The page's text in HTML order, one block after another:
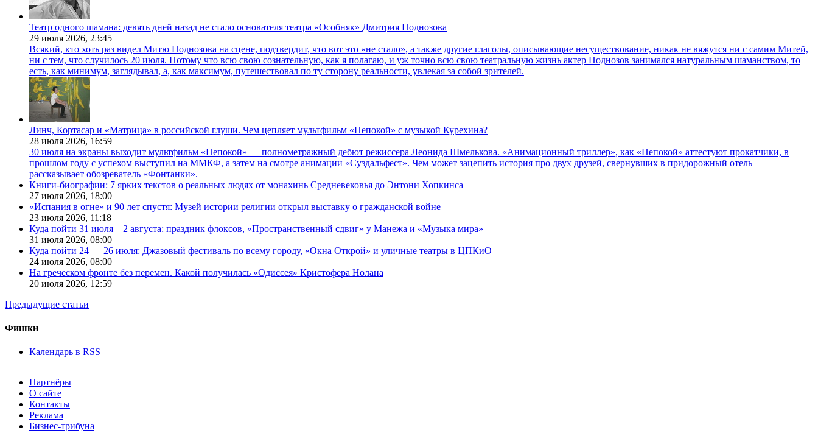
Театр одного шамана: девять дней назад не стало основателя театра «Особняк» Дмитрия Поднозова
29 июля 2026, 23:45
Всякий, кто хоть раз видел Митю Поднозова на сцене, подтвердит, что вот это «не стало», а также другие глаголы, описывающие несуществование, никак не вяжутся ни с самим Митей,
ни с тем, что случилось 20 июля. Потому что всю свою сознательную, как я полагаю, и уж точно всю свою театральную жизнь актер Поднозов занимался натуральным шаманством, то
есть, как минимум, заглядывал, а, как максимум, путешествовал по ту сторону реальности, увлекая за собой зрителей.
Линч, Кортасар и «Матрица» в российской глуши. Чем цепляет мультфильм «Непокой» с музыкой Курехина?
28 июля 2026, 16:59
30 июля на экраны выходит мультфильм «Непокой» — полнометражный дебют режиссера Леонида Шмелькова. «Анимационный триллер», как «Непокой» аттестуют прокатчики, в
прошлом году с успехом выступил на ММКФ, а затем на смотре анимации «Суздальфест». Чем может зацепить история про двух друзей, свернувших в придорожный отель —
рассказывает обозреватель «Фонтанки».
Книги-биографии: 7 ярких текстов о реальных людях от монахинь Средневековья до Энтони Хопкинса
27 июля 2026, 18:00
«Испания в огне» и 90 лет спустя: Музей истории религии открыл выставку о гражданской войне
23 июля 2026, 11:18
Куда пойти 31 июля—2 августа: праздник флоксов, «Пространственный сдвиг» у Манежа и «Музыка мира»
31 июля 2026, 08:00
Куда пойти 24 — 26 июля: Джазовый фестиваль по всему городу, «Окна Открой» и уличные театры в ЦПКиО
24 июля 2026, 08:00
На греческом фронте без перемен. Какой получилась «Одиссея» Кристофера Нолана
20 июля 2026, 12:59
Предыдущие статьи
Фишки
Календарь в RSS
Партнёры
О сайте
Контакты
Реклама
Бизнес-трибуна